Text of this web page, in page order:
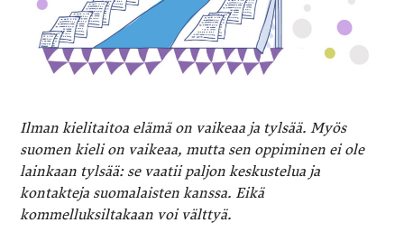
Ilman kielitaitoa elämä on vaikeaa ja tylsää. Myös
suomen kieli on vaikeaa, mutta sen oppiminen ei ole
lainkaan tylsää: se vaatii paljon keskustelua ja
kontakteja suomalaisten kanssa. Eikä
kommelluksiltakaan voi välttyä.